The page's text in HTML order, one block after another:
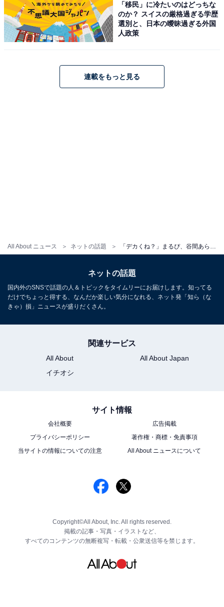
All About ニュース ネットの話題
「移民」に冷たいのはどっちな
のか？ スイスの厳格過ぎる学歴
選別と、日本の曖昧過ぎる外国
人政策
連載をもっと見る
ネットの話題
国内外のSNSで話題の人＆トピックをタイムリーにお届けします。知ってる
だけでちょっと得する、なんだか楽しい気分になれる、ネット発「知ら（な
きゃ）損」ニュースが盛りだくさん。
関連サービス
All About
All About Japan
イチオシ
サイト情報
会社概要
広告掲載
プライバシーポリシー
著作権・商標・免責事項
当サイトの情報についての注意
All About ニュースについて
Copyright©All About, Inc. All rights reserved.
掲載の記事・写真・イラストなど、
すべてのコンテンツの無断複写・転載・公衆送信等を禁じます。